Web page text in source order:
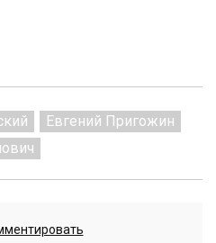
Евгений Пригожин